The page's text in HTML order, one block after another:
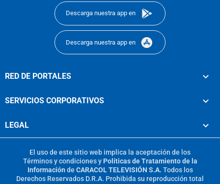
Descarga nuestra app en
Descarga nuestra app en
RED DE PORTALES
SERVICIOS CORPORATIVOS
LEGAL
El uso de este sitio web implica la aceptación de los
Términos y condicionesy Políticas de Tratamiento de la
Información de CARACOL TELEVISIÓN S.A. Todos los
Derechos Reservados D.R.A. Prohibida su reproducción total